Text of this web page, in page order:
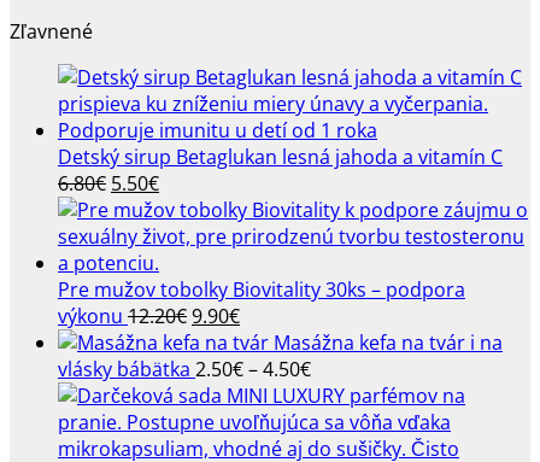
through
24.80€
Zľavnené
Detský sirup Betaglukan lesná jahoda a vitamín C
6.80€ Pôvodná
cena
bola:
6.80€.
5.50€Aktuálna
cena
je:
Pre mužov tobolky Biovitality 30ks – podpora
výkonu 12.20€Pôvodná
cena
bola:
12.20€.
9.90€Aktuálna
cena
je:
9.90€.
Masážna kefa na tvár i na
vlásky bábätka 2.50€–4.50€Price
range:
2.50€
through